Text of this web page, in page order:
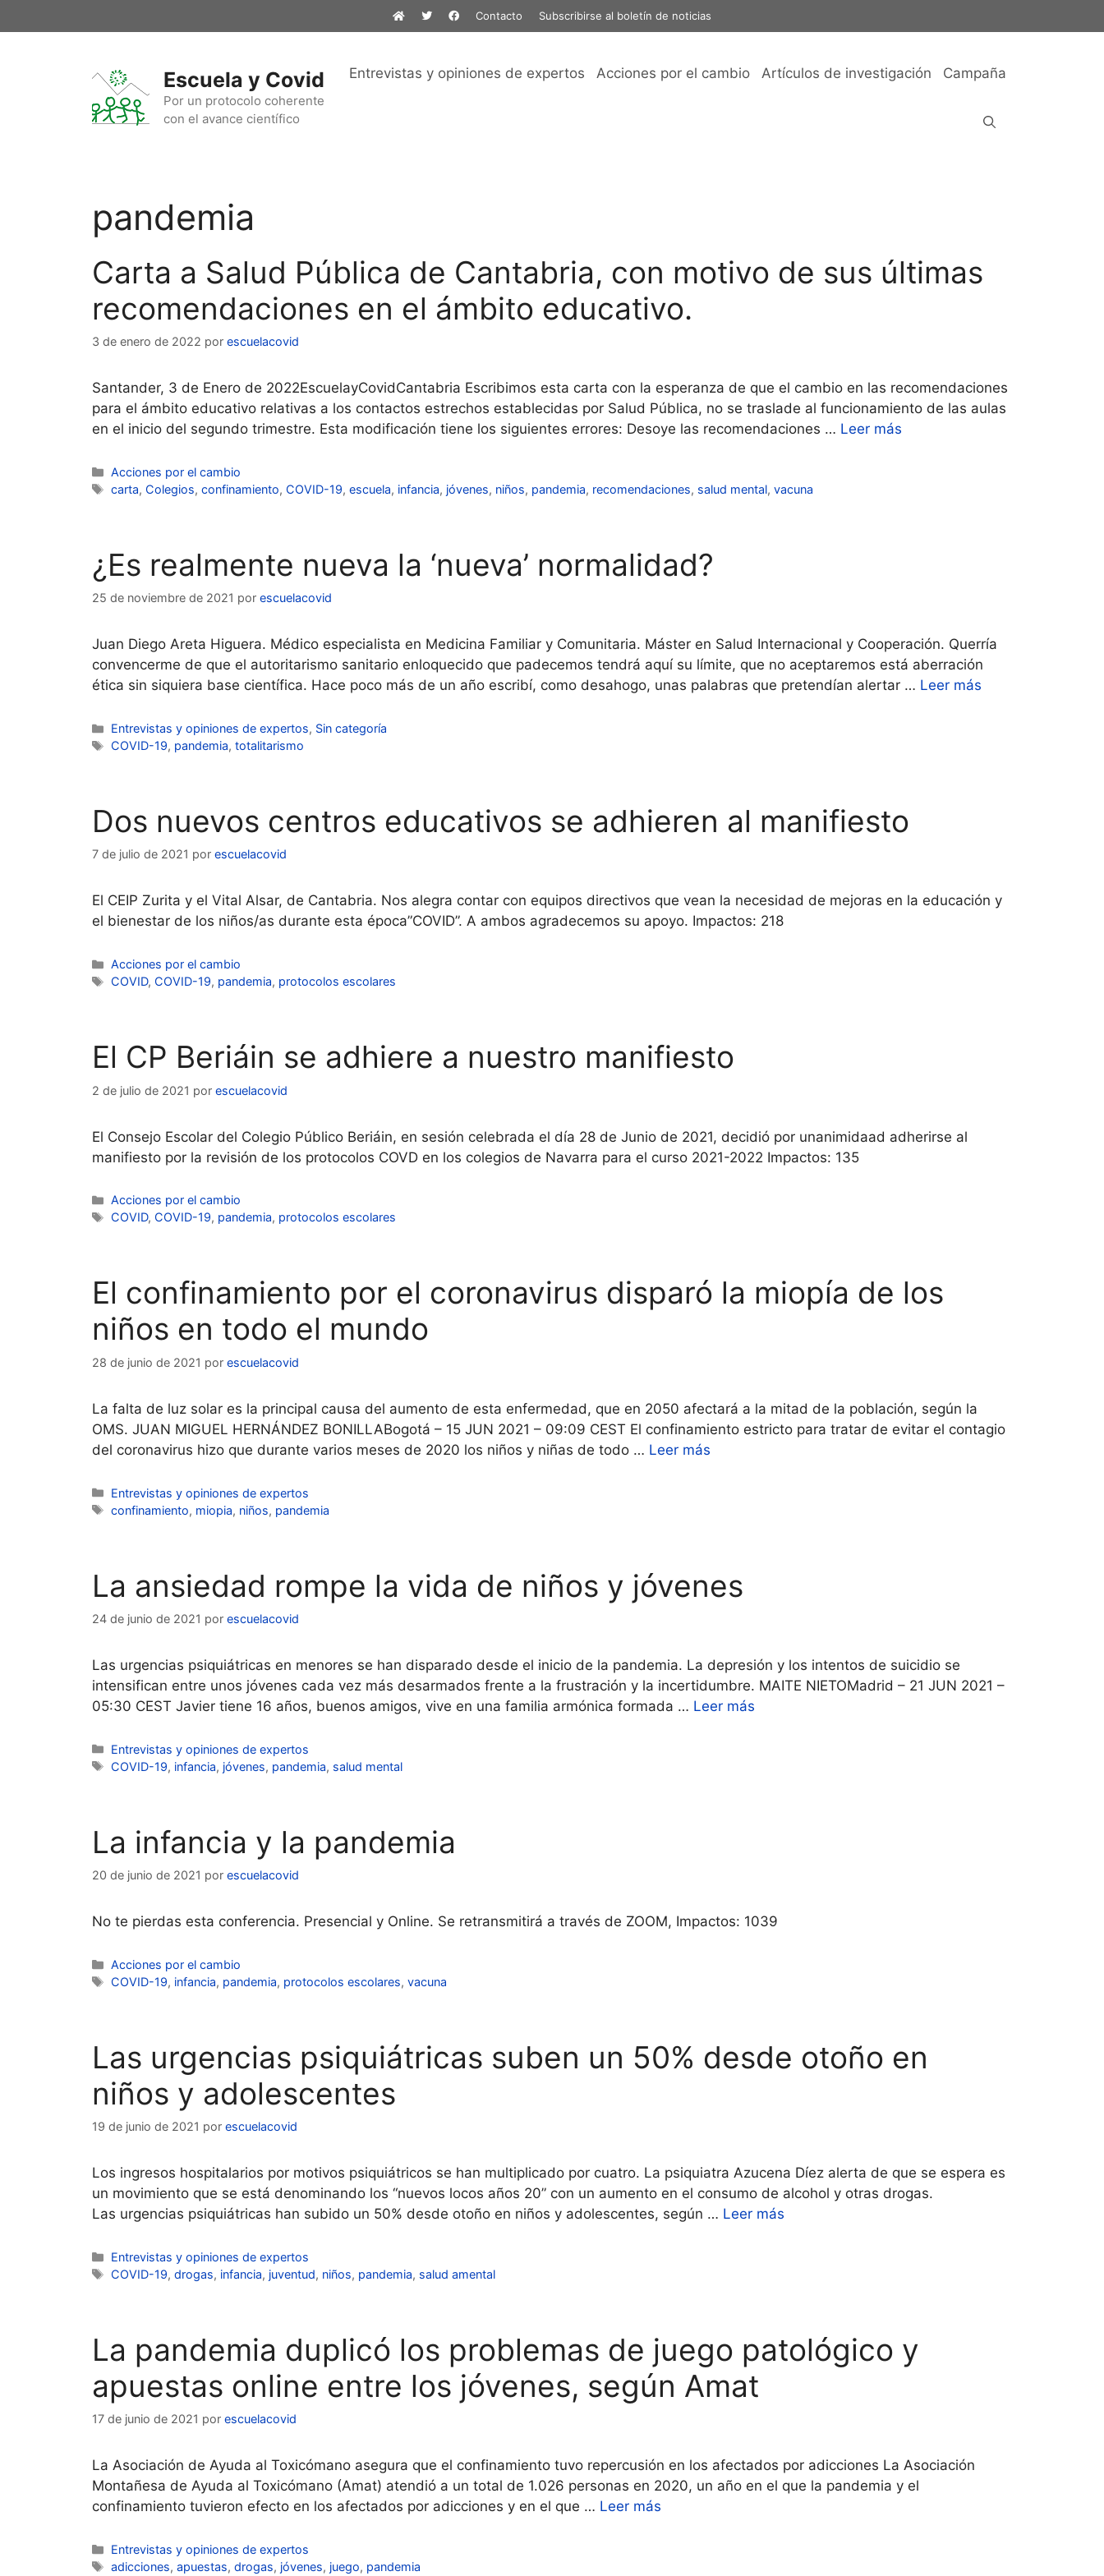
al
Contacto Subscribirse al boletín de noticias
Escuela y Covid
Por un protocolo coherente
con el avance científico
Entrevistas y opiniones de expertos Acciones por el cambio Artículos de investigación Campaña
pandemia
Carta a Salud Pública de Cantabria, con motivo de sus últimas
recomendaciones en el ámbito educativo.
3 de enero de 2022 por escuelacovid
Santander, 3 de Enero de 2022EscuelayCovidCantabria Escribimos esta carta con la esperanza de que el cambio en las recomendaciones
para el ámbito educativo relativas a los contactos estrechos establecidas por Salud Pública, no se traslade al funcionamiento de las aulas
en el inicio del segundo trimestre. Esta modificación tiene los siguientes errores: Desoye las recomendaciones … Leer más
Categorías
Acciones por el cambio
Etiquetas
carta, Colegios,confinamiento, COVID-19,escuela, infancia, jóvenes, niños, pandemia, recomendaciones, salud mental,vacuna
¿Es realmente nueva la ‘nueva’ normalidad?
25 de noviembre de 2021 por escuelacovid
Juan Diego Areta Higuera. Médico especialista en Medicina Familiar y Comunitaria. Máster en Salud Internacional y Cooperación. Querría
convencerme de que el autoritarismo sanitario enloquecido que padecemos tendrá aquí su límite, que no aceptaremos está aberración
ética sin siquiera base científica. Hace poco más de un año escribí, como desahogo, unas palabras que pretendían alertar … Leer más
Categorías
Entrevistas y opiniones de expertos, Sin categoría
Etiquetas
COVID-19, pandemia,totalitarismo
Dos nuevos centros educativos se adhieren al manifiesto
7 de julio de 2021 por escuelacovid
El CEIP Zurita y el Vital Alsar, de Cantabria. Nos alegra contar con equipos directivos que vean la necesidad de mejoras en la educación y
el bienestar de los niños/as durante esta época”COVID”. A ambos agradecemos su apoyo. Impactos: 218
Categorías
Acciones por el cambio
Etiquetas
COVID, COVID-19, pandemia, protocolos escolares
El CP Beriáin se adhiere a nuestro manifiesto
2 de julio de 2021 por escuelacovid
El Consejo Escolar del Colegio Público Beriáin, en sesión celebrada el día 28 de Junio de 2021, decidió por unanimidaad adherirse al
manifiesto por la revisión de los protocolos COVD en los colegios de Navarra para el curso 2021-2022 Impactos: 135
Categorías
Acciones por el cambio
Etiquetas
COVID, COVID-19, pandemia, protocolos escolares
El confinamiento por el coronavirus disparó la miopía de los
niños en todo el mundo
28 de junio de 2021 por escuelacovid
La falta de luz solar es la principal causa del aumento de esta enfermedad, que en 2050 afectará a la mitad de la población, según la
OMS. JUAN MIGUEL HERNÁNDEZ BONILLABogotá – 15 JUN 2021 – 09:09 CEST El confinamiento estricto para tratar de evitar el contagio
del coronavirus hizo que durante varios meses de 2020 los niños y niñas de todo … Leer más
Categorías
Entrevistas y opiniones de expertos
Etiquetas
confinamiento, miopia, niños, pandemia
La ansiedad rompe la vida de niños y jóvenes
24 de junio de 2021 por escuelacovid
Las urgencias psiquiátricas en menores se han disparado desde el inicio de la pandemia. La depresión y los intentos de suicidio se
intensifican entre unos jóvenes cada vez más desarmados frente a la frustración y la incertidumbre. MAITE NIETOMadrid – 21 JUN 2021 –
05:30 CEST Javier tiene 16 años, buenos amigos, vive en una familia armónica formada … Leer más
Categorías
Entrevistas y opiniones de expertos
Etiquetas
COVID-19, infancia, jóvenes, pandemia, salud mental
La infancia y la pandemia
20 de junio de 2021 por escuelacovid
No te pierdas esta conferencia. Presencial y Online. Se retransmitirá a través de ZOOM, Impactos: 1039
Categorías
Acciones por el cambio
Etiquetas
COVID-19, infancia, pandemia, protocolos escolares,vacuna
Las urgencias psiquiátricas suben un 50% desde otoño en
niños y adolescentes
19 de junio de 2021 por escuelacovid
Los ingresos hospitalarios por motivos psiquiátricos se han multiplicado por cuatro. La psiquiatra Azucena Díez alerta de que se espera es
un movimiento que se está denominando los “nuevos locos años 20” con un aumento en el consumo de alcohol y otras drogas.
Las urgencias psiquiátricas han subido un 50% desde otoño en niños y adolescentes, según … Leer más
Categorías
Entrevistas y opiniones de expertos
Etiquetas
COVID-19,drogas, infancia, juventud, niños, pandemia, salud amental
La pandemia duplicó los problemas de juego patológico y
apuestas online entre los jóvenes, según Amat
17 de junio de 2021 por escuelacovid
La Asociación de Ayuda al Toxicómano asegura que el confinamiento tuvo repercusión en los afectados por adicciones La Asociación
Montañesa de Ayuda al Toxicómano (Amat) atendió a un total de 1.026 personas en 2020, un año en el que la pandemia y el
confinamiento tuvieron efecto en los afectados por adicciones y en el que … Leer más
Categorías
Entrevistas y opiniones de expertos
Etiquetas
adicciones,apuestas,drogas, jóvenes, juego, pandemia